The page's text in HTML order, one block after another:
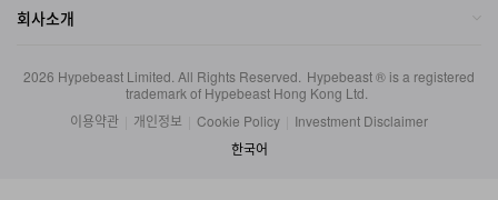
회사소개
2026 Hypebeast Limited . All Rights Reserved. Hypebeast ® is a registered
trademark of Hypebeast Hong Kong Ltd.
이용약관
개인정보 Cookie Policy
Investment Disclaimer
한국어